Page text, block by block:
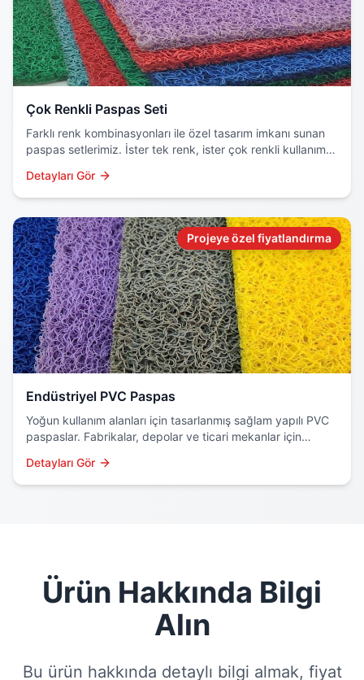
Çok Renkli Paspas Seti
Farklı renk kombinasyonları ile özel tasarım imkanı sunan
paspas setlerimiz. İster tek renk, ister çok renkli kullanım
Detayları Gör
Projeye özel fiyatlandırma
Endüstriyel PVC Paspas
Yoğun kullanım alanları için tasarlanmış sağlam yapılı PVC
paspaslar. Fabrikalar, depolar ve ticari mekanlar için
Detayları Gör
Ürün Hakkında Bilgi
Alın
Bu ürün hakkında detaylı bilgi almak, fiyat